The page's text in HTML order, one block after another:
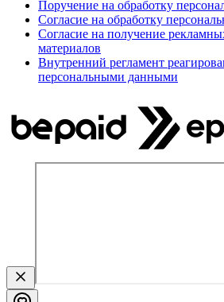
Поручение на обработку
Согласие на обработку
Согласие на получение
материалов
Внутренний регламент
персональными данными